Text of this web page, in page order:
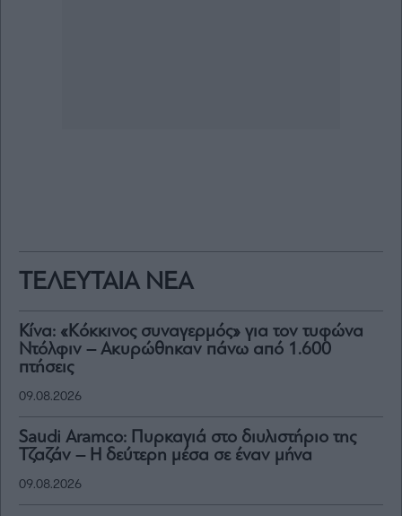
ΤΕΛΕΥΤΑΙΑ ΝΕΑ
Κίνα: «Κόκκινος συναγερμός» για τον τυφώνα
Ντόλφιν – Ακυρώθηκαν πάνω από 1.600
πτήσεις
09.08.2026
Saudi Aramco: Πυρκαγιά στο διυλιστήριο της
Τζαζάν – Η δεύτερη μέσα σε έναν μήνα
09.08.2026